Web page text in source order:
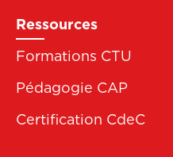
Ressources
Formations CTU
Pédagogie CAP
Certification CdeC